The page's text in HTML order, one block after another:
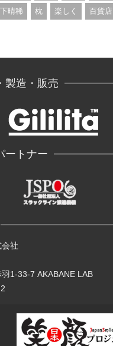
晴稀 枕 楽しく 百貨店
製造・販売
ートナー
社
1-33-7 AKABANE LAB